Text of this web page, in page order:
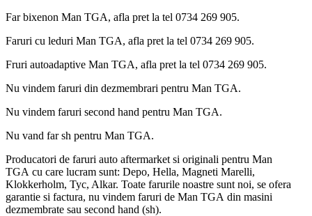
Far bixenon Man TGA, afla pret la tel 0734 269 905.
Faruri cu leduri Man TGA, afla pret la tel 0734 269 905.
Fruri autoadaptive Man TGA, afla pret la tel 0734 269 905.
Nu vindem faruri din dezmembrari pentru Man TGA.
Nu vindem faruri second hand pentru Man TGA.
Nu vand far sh pentru Man TGA.
Producatori de faruri auto aftermarket si originali pentru Man
TGA cu care lucram sunt: Depo, Hella, Magneti Marelli,
Klokkerholm, Tyc, Alkar. Toate farurile noastre sunt noi, se ofera
garantie si factura, nu vindem faruri de Man TGA din masini
dezmembrate sau second hand (sh).